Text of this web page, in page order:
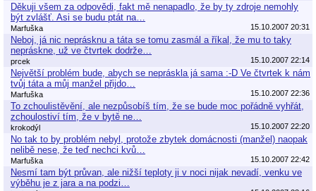
Děkuji všem za odpovědi, fakt mě nenapadlo, že by ty zdroje nemohly
být zvlášť. Asi se budu ptát na…
Marfuška 15.10.2007 20:31
Neboj, já nic neprásknu a táta se tomu zasmál a říkal, že mu to taky
nepráskne, už ve čtvrtek dodrže…
prcek 15.10.2007 22:14
Největší problém bude, abych se nepráskla já sama :-D Ve čtvrtek k nám
tvůj táta a můj manžel přijdo…
Marfuška 15.10.2007 22:36
To zchoulistěvění, ale nezpůsobíš tím, že se bude moc pořádně vyhřát,
zchoulostiví tím, že v bytě ne…
krokodýl 15.10.2007 22:20
No tak to by problém nebyl, protože zbytek domácnosti (manžel) naopak
nelibě nese, že teď nechci kvů…
Marfuška 15.10.2007 22:42
Nesmí tam být průvan, ale nižší teploty ji v noci nijak nevadí, venku ve
výběhu je z jara a na podzi…